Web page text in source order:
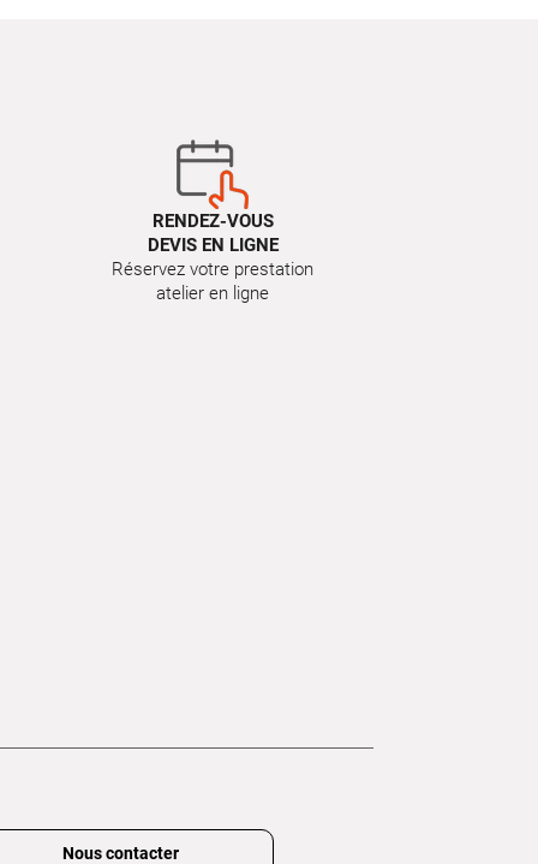
RENDEZ-VOUS
DEVIS EN LIGNE
Réservez votre prestation
atelier en ligne
Nous contacter